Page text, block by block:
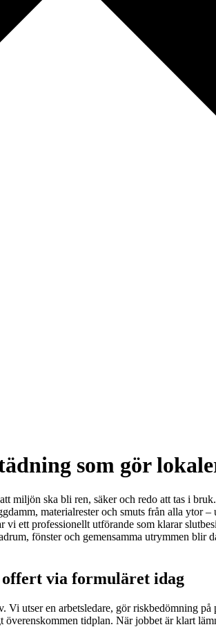
som gör
ska bli ren, säker och redo att tas i
materialrester och smuts från alla ytor
ett professionellt utförande som klarar
fönster och gemensamma utrymmen blir
offert via formuläret idag
Vi utser en arbetsledare, gör riskbedömning
tidplan. När jobbet är klart